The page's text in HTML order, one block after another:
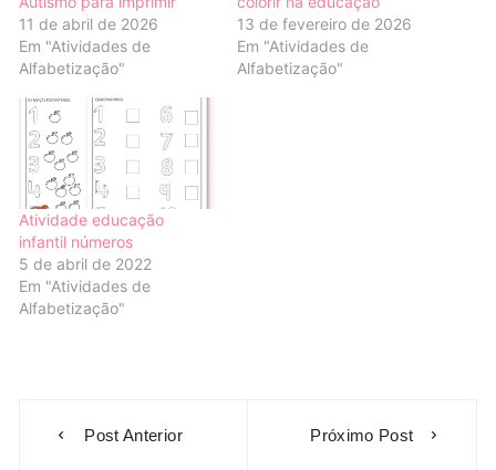
11 de abril de 2026
Em "Atividades de
Alfabetização"
13 de fevereiro de 2026
Em "Atividades de
Alfabetização"
Atividade educação
infantil números
5 de abril de 2022
Em "Atividades de
Alfabetização"
Post Anterior Próximo Post